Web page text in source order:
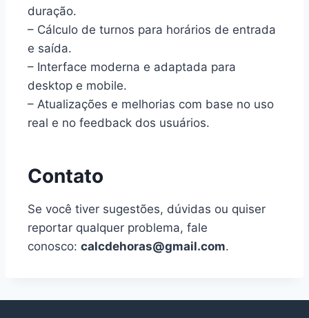
duração.
– Cálculo de turnos para horários de entrada
e saída.
– Interface moderna e adaptada para
desktop e mobile.
– Atualizações e melhorias com base no uso
real e no feedback dos usuários.
Contato
Se você tiver sugestões, dúvidas ou quiser
reportar qualquer problema, fale
conosco: calcdehoras@gmail.com.